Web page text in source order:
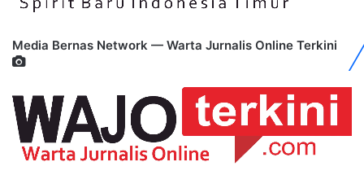
Media Bernas Network — Warta Jurnalis Online Terkini